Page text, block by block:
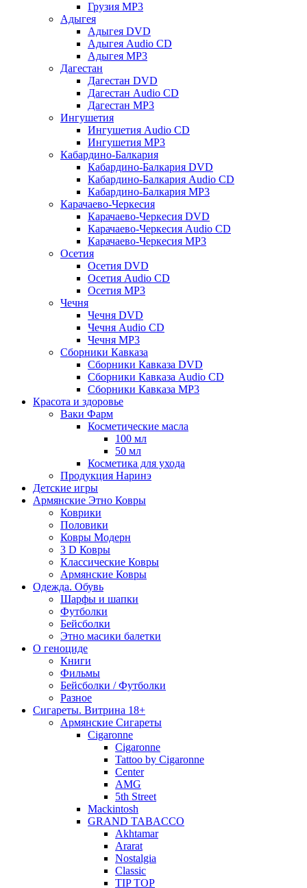
Грузия MP3
Адыгея
Адыгея DVD
Адыгея Audio CD
Адыгея MP3
Дагестан
Дагестан DVD
Дагестан Audio CD
Дагестан MP3
Ингушетия
Ингушетия Audio CD
Ингушетия MP3
Кабардино-Балкария
Кабардино-Балкария DVD
Кабардино-Балкария Audio CD
Кабардино-Балкария MP3
Карачаево-Черкесия
Карачаево-Черкесия DVD
Карачаево-Черкесия Audio CD
Карачаево-Черкесия MP3
Осетия
Осетия DVD
Осетия Audio CD
Осетия MP3
Чечня
Чечня DVD
Чечня Audio CD
Чечня MP3
Сборники Кавказа
Сборники Кавказа DVD
Сборники Кавказа Audio CD
Сборники Кавказа MP3
Красота и здоровье
Ваки Фарм
Косметические масла
100 мл
50 мл
Косметика для ухода
Продукция Наринэ
Детские игры
Армянские Этно Ковры
Коврики
Половики
Ковры Модерн
3 D Ковры
Классические Ковры
Армянские Ковры
Одежда. Обувь
Шарфы и шапки
Футболки
Бейсболки
Этно масики балетки
О геноциде
Книги
Фильмы
Бейсболки / Футболки
Разное
Сигареты. Витрина 18+
Армянские Сигареты
Cigaronne
Cigaronne
Tattoo by Cigaronne
Center
AMG
5th Street
Mackintosh
GRAND TABACCO
Akhtamar
Ararat
Nostalgia
Classic
TIP TOP